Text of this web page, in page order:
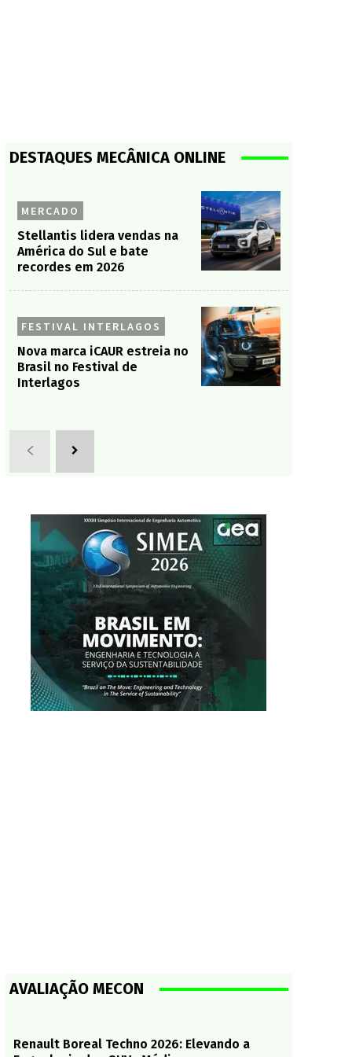
DESTAQUES MECÂNICA ONLINE
MERCADO
Stellantis lidera vendas na
América do Sul e bate
recordes em 2026
FESTIVAL INTERLAGOS
Nova marca iCAUR estreia no
Brasil no Festival de
Interlagos
AVALIAÇÃO MECON
Renault Boreal Techno 2026: Elevando a